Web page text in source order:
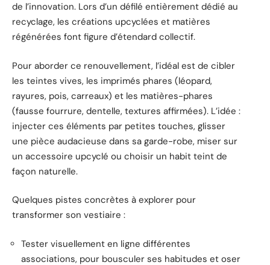
de l’innovation. Lors d’un défilé entièrement dédié au
recyclage, les créations upcyclées et matières
régénérées font figure d’étendard collectif.
Pour aborder ce renouvellement, l’idéal est de cibler
les teintes vives, les imprimés phares (léopard,
rayures, pois, carreaux) et les matières-phares
(fausse fourrure, dentelle, textures affirmées). L’idée :
injecter ces éléments par petites touches, glisser
une pièce audacieuse dans sa garde-robe, miser sur
un accessoire upcyclé ou choisir un habit teint de
façon naturelle.
Quelques pistes concrètes à explorer pour
transformer son vestiaire :
Tester visuellement en ligne différentes
associations, pour bousculer ses habitudes et oser